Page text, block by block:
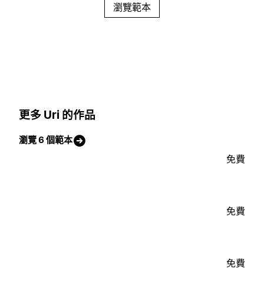
瀏覽範本
更多 Uri 的作品
瀏覽 6 個範本
免費
免費
免費